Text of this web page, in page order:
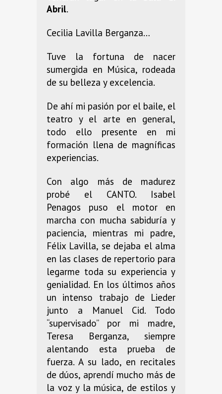
Abril.
Cecilia Lavilla Berganza…
Tuve la fortuna de nacer
sumergida en Música, rodeada
de su belleza y excelencia.
De ahí mi pasión por el baile, el
teatro y el arte en general,
todo ello presente en mi
formación llena de magníficas
experiencias.
Con algo más de madurez
probé el CANTO. Isabel
Penagos puso el motor en
marcha con mucha sabiduría y
paciencia, mientras mi padre,
Félix Lavilla, se dejaba el alma
en las clases de repertorio para
legarme toda su experiencia y
genialidad. En los últimos años
un intenso trabajo de Lieder
junto a Manuel Cid. Todo
“supervisado” por mi madre,
Teresa Berganza, siempre
alentando esta prueba de
fuerza. A su lado, en recitales
de dúos, aprendí mucho más de
la voz y la música, de estilos y